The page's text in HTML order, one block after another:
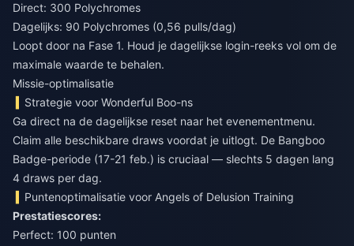
Direct: 300 Polychromes
Dagelijks: 90 Polychromes (0,56 pulls/dag)
Loopt door na Fase 1. Houd je dagelijkse login-reeks vol om de
maximale waarde te behalen.
Missie-optimalisatie
Strategie voor Wonderful Boo-ns
Ga direct na de dagelijkse reset naar het evenementmenu.
Claim alle beschikbare draws voordat je uitlogt. De Bangboo
Badge-periode (17-21 feb.) is cruciaal — slechts 5 dagen lang
4 draws per dag.
Puntenoptimalisatie voor Angels of Delusion Training
Prestatiescores:
Perfect: 100 punten